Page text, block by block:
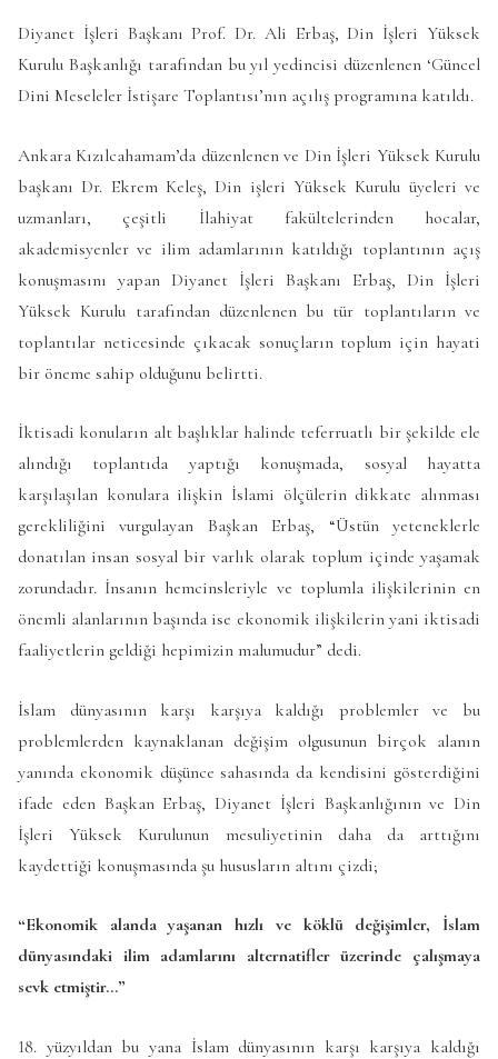
Diyanet İşleri Başkanı Prof. Dr. Ali Erbaş, Din İşleri Yüksek
Kurulu Başkanlığı tarafından bu yıl yedincisi düzenlenen ‘Güncel
Dini Meseleler İstişare Toplantısı’nın açılış programına katıldı.
Ankara Kızılcahamam’da düzenlenen ve Din İşleri Yüksek Kurulu
başkanı Dr. Ekrem Keleş, Din işleri Yüksek Kurulu üyeleri ve
uzmanları, çeşitli İlahiyat fakültelerinden hocalar,
akademisyenler ve ilim adamlarının katıldığı toplantının açış
konuşmasını yapan Diyanet İşleri Başkanı Erbaş, Din İşleri
Yüksek Kurulu tarafından düzenlenen bu tür toplantıların ve
toplantılar neticesinde çıkacak sonuçların toplum için hayati
bir öneme sahip olduğunu belirtti.
İktisadi konuların alt başlıklar halinde teferruatlı bir şekilde ele
alındığı toplantıda yaptığı konuşmada, sosyal hayatta
karşılaşılan konulara ilişkin İslami ölçülerin dikkate alınması
gerekliliğini vurgulayan Başkan Erbaş, “Üstün yeteneklerle
donatılan insan sosyal bir varlık olarak toplum içinde yaşamak
zorundadır. İnsanın hemcinsleriyle ve toplumla ilişkilerinin en
önemli alanlarının başında ise ekonomik ilişkilerin yani iktisadi
faaliyetlerin geldiği hepimizin malumudur” dedi.
İslam dünyasının karşı karşıya kaldığı problemler ve bu
problemlerden kaynaklanan değişim olgusunun birçok alanın
yanında ekonomik düşünce sahasında da kendisini gösterdiğini
ifade eden Başkan Erbaş, Diyanet İşleri Başkanlığının ve Din
İşleri Yüksek Kurulunun mesuliyetinin daha da arttığını
kaydettiği konuşmasında şu hususların altını çizdi;
“Ekonomik alanda yaşanan hızlı ve köklü değişimler, İslam
dünyasındaki ilim adamlarını alternatifler üzerinde çalışmaya
sevk etmiştir…”
18. yüzyıldan bu yana İslam dünyasının karşı karşıya kaldığı